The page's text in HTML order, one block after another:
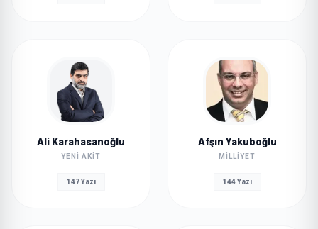
Ali Karahasanoğlu
YENI AKIT
147 Yazı
Afşın Yakuboğlu
MILLIYET
144 Yazı